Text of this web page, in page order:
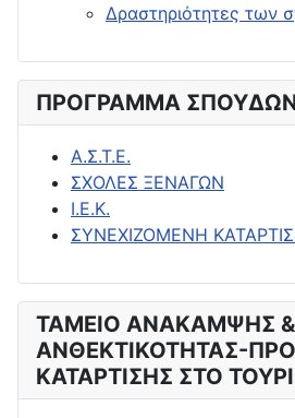
Δραστηριότητες των
ΠΡΟΓΡΑΜΜΑ
Α.Σ.Τ.Ε.
ΣΧΟΛΕΣ ΞΕΝΑΓΩΝ
Ι.Ε.Κ.
ΣΥΝΕΧΙΖΟΜΕΝΗ
ΤΑΜΕΙΟ ΑΝΑΚΑΜΨΗΣ &
ΑΝΘΕΚΤΙΚΟΤΗΤΑΣ-
ΚΑΤΑΡΤΙΣΗΣ ΣΤΟ